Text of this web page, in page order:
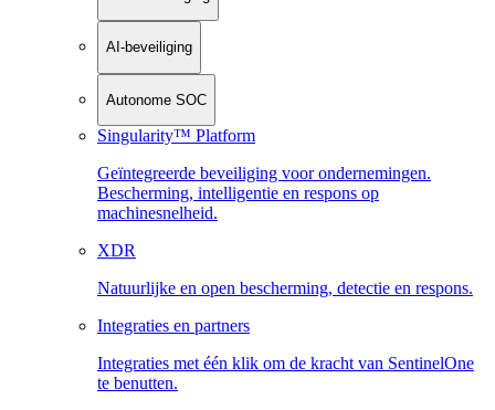
AI-beveiliging
Autonome SOC
Singularity™ Platform
Geïntegreerde beveiliging voor ondernemingen.
Bescherming, intelligentie en respons op
machinesnelheid.
XDR
Natuurlijke en open bescherming, detectie en respons.
Integraties en partners
Integraties met één klik om de kracht van SentinelOne
te benutten.